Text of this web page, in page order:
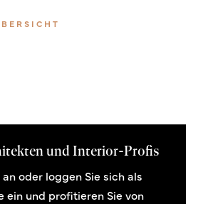
und Interior-Profis
oder loggen Sie sich als
ein und profitieren Sie von